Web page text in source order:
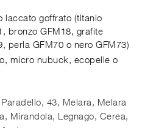
laccato goffrato (titanio
bronzo GFM18, grafite
perla GFM70 o nero GFM73)
micro nubuck, ecopelle o
43, Melara, Melara
Mirandola, Legnago, Cerea,